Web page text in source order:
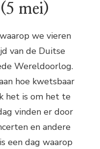
mei)
we vieren
van de Duitse
Wereldoorlog.
hoe kwetsbaar
het is om het te
vinden er door
en andere
een dag waarop